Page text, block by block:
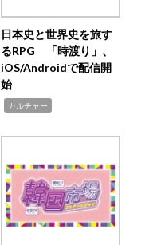
日本史と世界史を旅す
るRPG 「時渡り」、
iOS/Androidで配信開
始
カルチャー